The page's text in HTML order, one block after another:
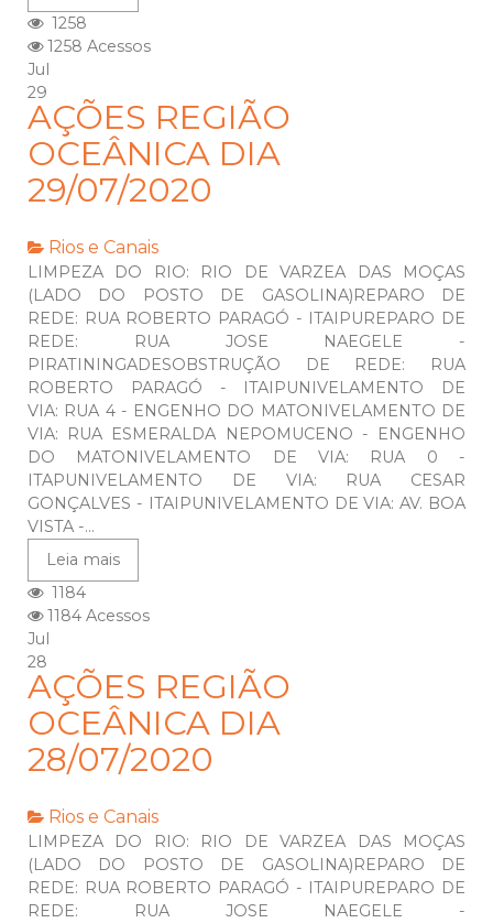
1258
1258 Acessos
Jul
29
AÇÕES REGIÃO
OCEÂNICA DIA
29/07/2020
Rios e Canais
LIMPEZA DO RIO: RIO DE VARZEA DAS MOÇAS
(LADO DO POSTO DE GASOLINA)REPARO DE
REDE: RUA ROBERTO PARAGÓ - ITAIPUREPARO DE
REDE: RUA JOSE NAEGELE -
PIRATININGADESOBSTRUÇÃO DE REDE: RUA
ROBERTO PARAGÓ - ITAIPUNIVELAMENTO DE
VIA: RUA 4 - ENGENHO DO MATONIVELAMENTO DE
VIA: RUA ESMERALDA NEPOMUCENO - ENGENHO
DO MATONIVELAMENTO DE VIA: RUA 0 -
ITAPUNIVELAMENTO DE VIA: RUA CESAR
GONÇALVES - ITAIPUNIVELAMENTO DE VIA: AV. BOA
VISTA -...
Leia mais
1184
1184 Acessos
Jul
28
AÇÕES REGIÃO
OCEÂNICA DIA
28/07/2020
Rios e Canais
LIMPEZA DO RIO: RIO DE VARZEA DAS MOÇAS
(LADO DO POSTO DE GASOLINA)REPARO DE
REDE: RUA ROBERTO PARAGÓ - ITAIPUREPARO DE
REDE: RUA JOSE NAEGELE -